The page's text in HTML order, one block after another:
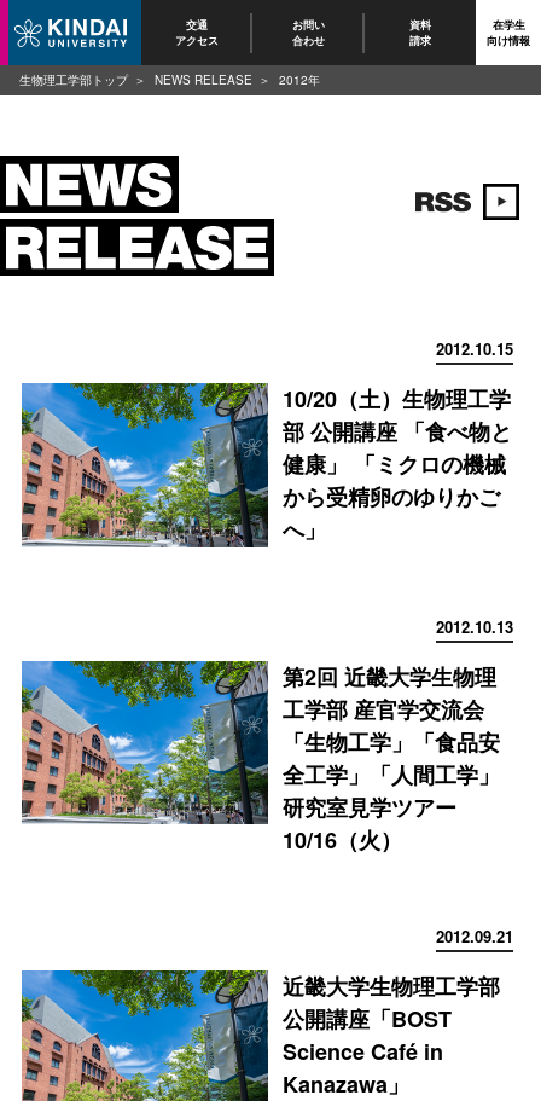
交通
アクセス
お問い
合わせ
資料
請求
在学生
向け情報
2012.10.15
10/20（土）生物理工学
部 公開講座 「食べ物と
健康」 「ミクロの機械
から受精卵のゆりかご
へ」
2012.10.13
第2回 近畿大学生物理
工学部 産官学交流会
「生物工学」「食品安
全工学」「人間工学」
研究室見学ツアー
10/16（火）
2012.09.21
近畿大学生物理工学部
公開講座「BOST
Science Café in
Kanazawa」
生物理工学部トップ NEWS RELEASE 2012年